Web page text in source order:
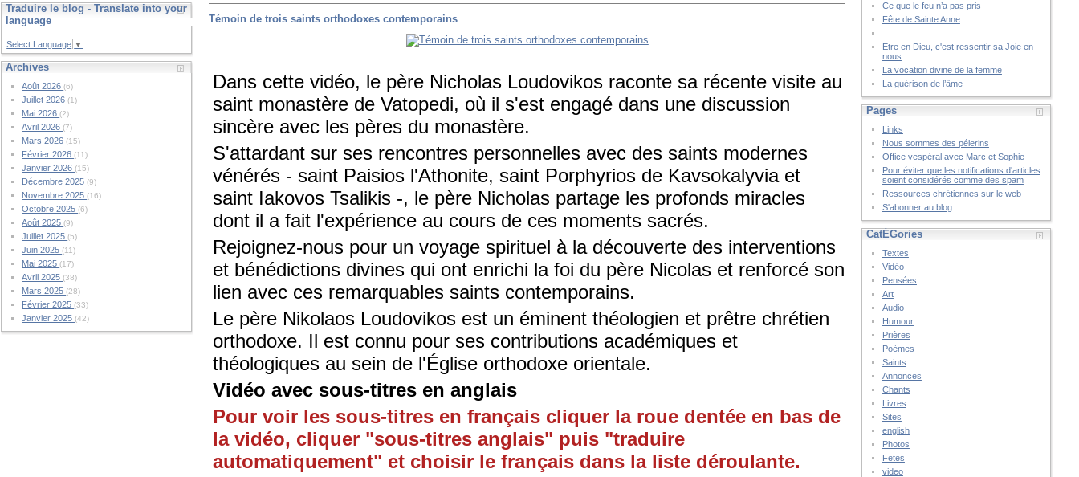
Traduire le blog - Translate into your
language
Select Language ▼
Archives
Août 2026(6)
Juillet 2026(1)
Mai 2026(2)
Avril 2026(7)
Mars 2026(15)
Février 2026(11)
Janvier 2026(15)
Décembre 2025(9)
Novembre 2025(16)
Octobre 2025(6)
Août 2025(9)
Juillet 2025(5)
Juin 2025(11)
Mai 2025(17)
Avril 2025(38)
Mars 2025(28)
Février 2025(33)
Janvier 2025(42)
Témoin de trois saints orthodoxes contemporains
Dans cette vidéo, le père Nicholas Loudovikos raconte sa récente visite au
saint monastère de Vatopedi, où il s'est engagé dans une discussion
sincère avec les pères du monastère.
S'attardant sur ses rencontres personnelles avec des saints modernes
vénérés - saint Paisios l'Athonite, saint Porphyrios de Kavsokalyvia et
saint Iakovos Tsalikis -, le père Nicholas partage les profonds miracles
dont il a fait l'expérience au cours de ces moments sacrés.
Rejoignez-nous pour un voyage spirituel à la découverte des interventions
et bénédictions divines qui ont enrichi la foi du père Nicolas et renforcé son
lien avec ces remarquables saints contemporains.
Le père Nikolaos Loudovikos est un éminent théologien et prêtre chrétien
orthodoxe. Il est connu pour ses contributions académiques et
théologiques au sein de l'Église orthodoxe orientale.
Vidéo avec sous-titres en anglais
Pour voir les sous-titres en français cliquer la roue dentée en bas de
la vidéo, cliquer "sous-titres anglais" puis "traduire
automatiquement" et choisir le français dans la liste déroulante.
Ce que le feu n’a pas pris
Fête de Sainte Anne
Etre en Dieu, c'est ressentir sa Joie en
nous
La vocation divine de la femme
La guérison de l’âme
Pages
Links
Nous sommes des pélerins
Office vespéral avec Marc et Sophie
Pour éviter que les notifications d'articles
soient considérés comme des spam
Ressources chrétiennes sur le web
S'abonner au blog
CatÉGories
Textes
Vidéo
Pensées
Art
Audio
Humour
Prières
Poèmes
Saints
Annonces
Chants
Livres
Sites
english
Photos
Fetes
video